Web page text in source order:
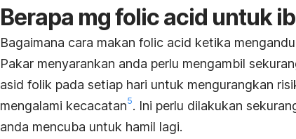
Berapa mg folic acid untuk
Bagaimana cara makan folic acid ketika
Pakar menyarankan anda perlu mengambil
asid folik pada setiap hari untuk mengurangkan
mengalami kecacatan5. Ini perlu dilakukan
anda mencuba untuk hamil lagi.